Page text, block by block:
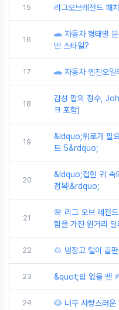
15 리그오브레전드 패
16
🚗 자동차 형태별
떤 스타일?
17 🚗 자동차 엔진오일
18
감성 팝의 정수,
크 포함)
19
&ldquo;위로가 필
트 5&rdquo;
20
&ldquo;접힌 귀 속
정복!&rdquo;
21
🌸 리그 오브 레전
힘을 가진 원거리 딜
22 🍲 냉장고 털이 끝
23 &quot;밥 없을 땐
24 🐶 너무 사랑스러운